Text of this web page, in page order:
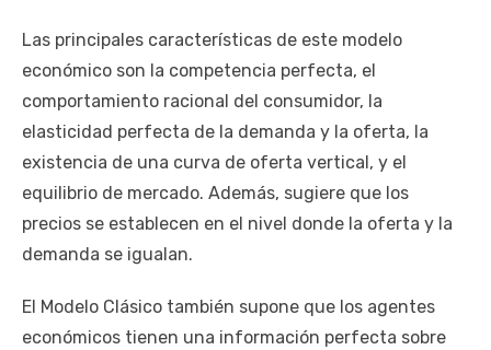
Las principales características de este modelo
económico son la competencia perfecta, el
comportamiento racional del consumidor, la
elasticidad perfecta de la demanda y la oferta, la
existencia de una curva de oferta vertical, y el
equilibrio de mercado. Además, sugiere que los
precios se establecen en el nivel donde la oferta y la
demanda se igualan.
El Modelo Clásico también supone que los agentes
económicos tienen una información perfecta sobre